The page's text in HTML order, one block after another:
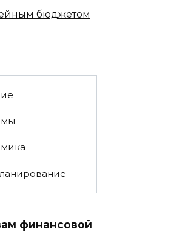
бюджетом
финансовой